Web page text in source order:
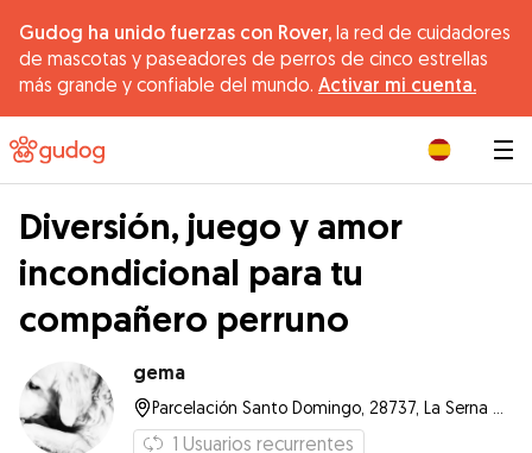
Gudog ha unido fuerzas con Rover, la red de cuidadores
de mascotas y paseadores de perros de cinco estrellas
más grande y confiable del mundo. Activar mi cuenta.
Diversión, juego y amor
incondicional para tu
compañero perruno
gema
1 Usuarios recurrentes